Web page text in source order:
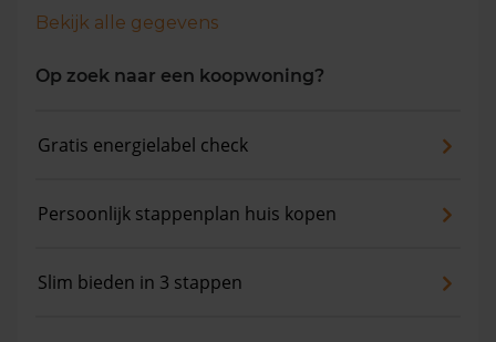
Bekijk alle gegevens
Op zoek naar een koopwoning?
Gratis energielabel check
Persoonlijk stappenplan huis kopen
Slim bieden in 3 stappen